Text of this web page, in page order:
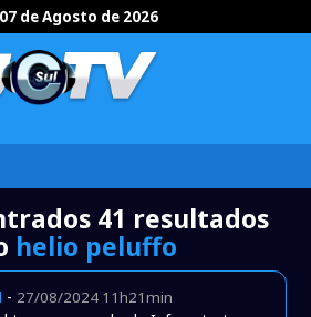
de Agosto de 2026
41 resultados
helio peluffo
- 27/08/2024 11h21min